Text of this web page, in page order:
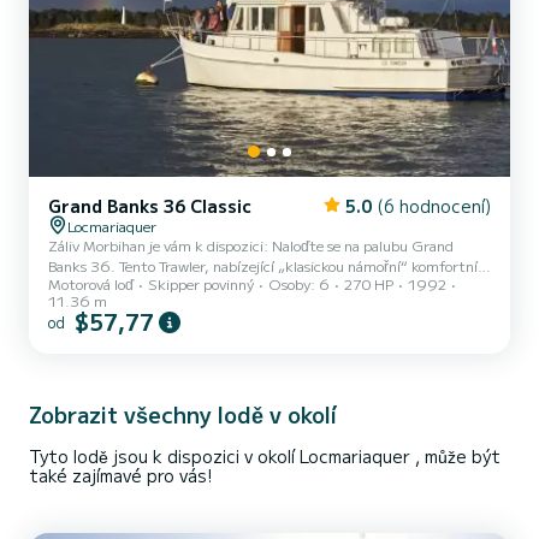
Grand Banks 36 Classic 5.0 (6 hodnocení)
Locmariaquer
Záliv Morbihan je vám k dispozici: Naloďte se na palubu Grand
Banks 36. Tento Trawler, nabízející „klasickou námořní“ komfortní
službu, vám bude patřit během této plavby mimo čas . Každý
ostrov, každé kotviště, každé panorama vám bude přístupné,
dokonce i exkluzivně. Příspěvek na horní palubu, uvidíte vlny
Motorová loď Skipper povinný Osoby: 6 270 HP
1992
11.36 m
od $57,77
Zobrazit všechny lodě v okolí
Tyto lodě jsou k dispozici v okolí Locmariaquer , může být
také zajímavé pro vás!